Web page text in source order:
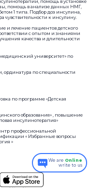
помощь в анализе данных НМГ,
1 типа. Подбор доз инсулина,
чувствительности к инсулину.
и лечение пациентов детского
с опытом и знаниями
качества и длительности
университет» по
по специальности
по программе «Детская
образования» , повышение
инсулинотерапия»
профессиональной
« Избранные вопросы
»
We are Online
write to us